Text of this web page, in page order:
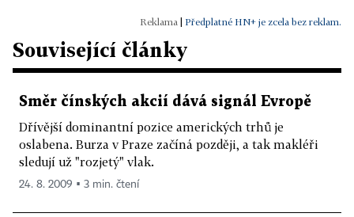
Předplatné HN+ je zcela bez reklam.
Související články
Směr čínských akcií dává signál Evropě
Dřívější dominantní pozice amerických trhů je
oslabena. Burza v Praze začíná později, a tak makléři
sledují už "rozjetý" vlak.
24. 8. 2009 ▪ 3 min. čtení